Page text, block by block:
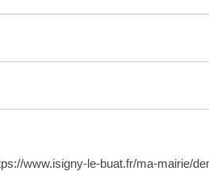
www.isigny-le-buat.fr/ma-mairie/